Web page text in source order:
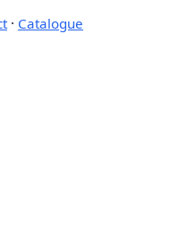
· Catalogue